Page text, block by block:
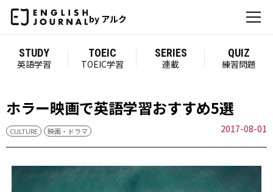
by アルク
STUDY
英語学習
TOEIC
TOEIC学習
SERIES
連載
QUIZ
練習問題
ホラー映画で英語学習おすすめ5選
CULTURE 映画・ドラマ 2017-08-01